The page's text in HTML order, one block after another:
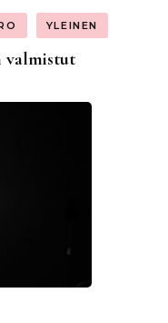
YLEINEN
valmistut